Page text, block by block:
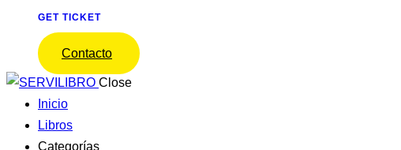
GET TICKET
Contacto
Close
Inicio
Libros
Categorías